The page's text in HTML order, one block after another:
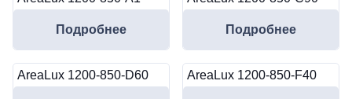
Подробнее Подробнее
AreaLux 1200-850-D60 AreaLux 1200-850-F40